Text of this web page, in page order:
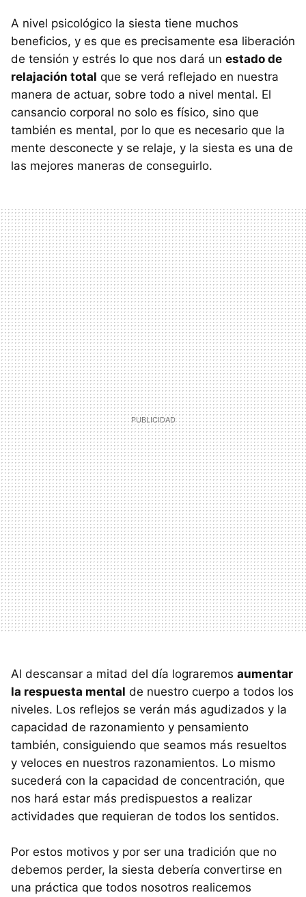
A nivel psicológico la siesta tiene muchos
beneficios, y es que es precisamente esa liberación
de tensión y estrés lo que nos dará un estado de
relajación total que se verá reflejado en nuestra
manera de actuar, sobre todo a nivel mental. El
cansancio corporal no solo es físico, sino que
también es mental, por lo que es necesario que la
mente desconecte y se relaje, y la siesta es una de
las mejores maneras de conseguirlo.
Al descansar a mitad del día lograremos aumentar
la respuesta mental de nuestro cuerpo a todos los
niveles. Los reflejos se verán más agudizados y la
capacidad de razonamiento y pensamiento
también, consiguiendo que seamos más resueltos
y veloces en nuestros razonamientos. Lo mismo
sucederá con la capacidad de concentración, que
nos hará estar más predispuestos a realizar
actividades que requieran de todos los sentidos.
Por estos motivos y por ser una tradición que no
debemos perder, la siesta debería convertirse en
una práctica que todos nosotros realicemos